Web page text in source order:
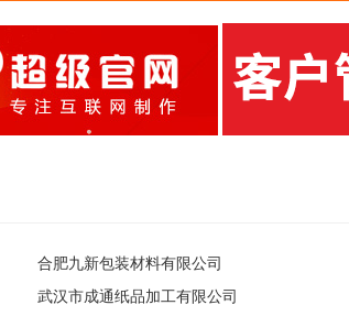
合肥九新包装材料有限公司
武汉市成通纸品加工有限公司